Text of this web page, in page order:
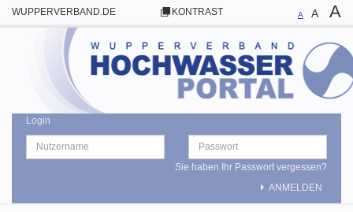
WUPPERVERBAND.DE KONTRAST A A A
Login
Sie haben Ihr Passwort vergessen?
ANMELDEN